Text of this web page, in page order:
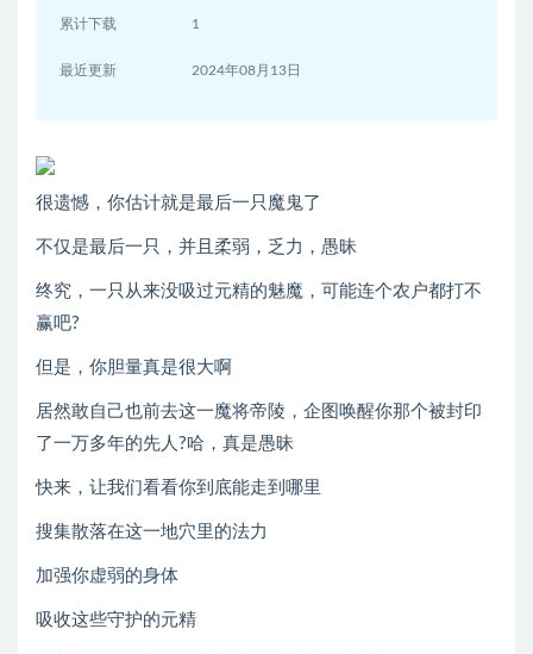
累计下载 1
最近更新 2024年08月13日
很遗憾，你估计就是最后一只魔鬼了
不仅是最后一只，并且柔弱，乏力，愚昧
终究，一只从来没吸过元精的魅魔，可能连个农户都打不
赢吧?
但是，你胆量真是很大啊
居然敢自己也前去这一魔将帝陵，企图唤醒你那个被封印
了一万多年的先人?哈，真是愚昧
快来，让我们看看你到底能走到哪里
搜集散落在这一地穴里的法力
加强你虚弱的身体
吸收这些守护的元精